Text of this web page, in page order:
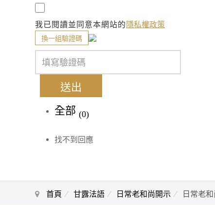
我已閱讀並同意本網站的 隱私權政策
換一組驗證碼
送出
全部 (0)
找不到回應
首頁 甘露法語 日常老和尚開示 日常老